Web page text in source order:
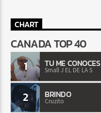
CHART
CANADA TOP 40
1 TU ME CONOCES
Small J EL DE LA S
2 BRINDO
Cruzito